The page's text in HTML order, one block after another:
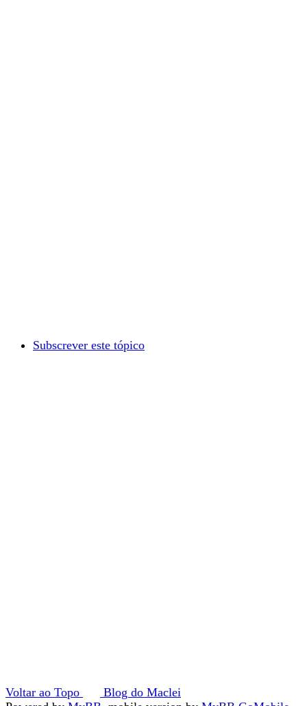
Subscrever este tópico
Voltar ao Topo
Blog do Maclei